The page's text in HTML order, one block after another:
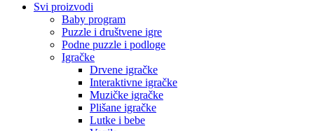
Svi proizvodi
Baby program
Puzzle i društvene igre
Podne puzzle i podloge
Igračke
Drvene igračke
Interaktivne igračke
Muzičke igračke
Plišane igračke
Lutke i bebe